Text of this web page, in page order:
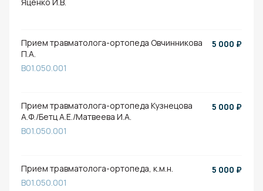
Прием травматолога-ортопеда Овчинникова
П.А.
B01.050.001
5 000 ₽
Прием травматолога-ортопеда Кузнецова
А.Ф./Бетц А.Е./Матвеева И.А.
B01.050.001
5 000 ₽
Прием травматолога-ортопеда, к.м.н.
B01.050.001
5 000 ₽